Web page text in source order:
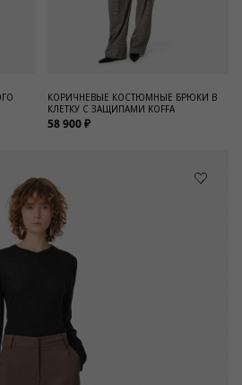
КОРИЧНЕВЫЕ КОСТЮМНЫЕ БРЮКИ В
КЛЕТКУ С ЗАЩИПАМИ KOFFA
58 900 ₽